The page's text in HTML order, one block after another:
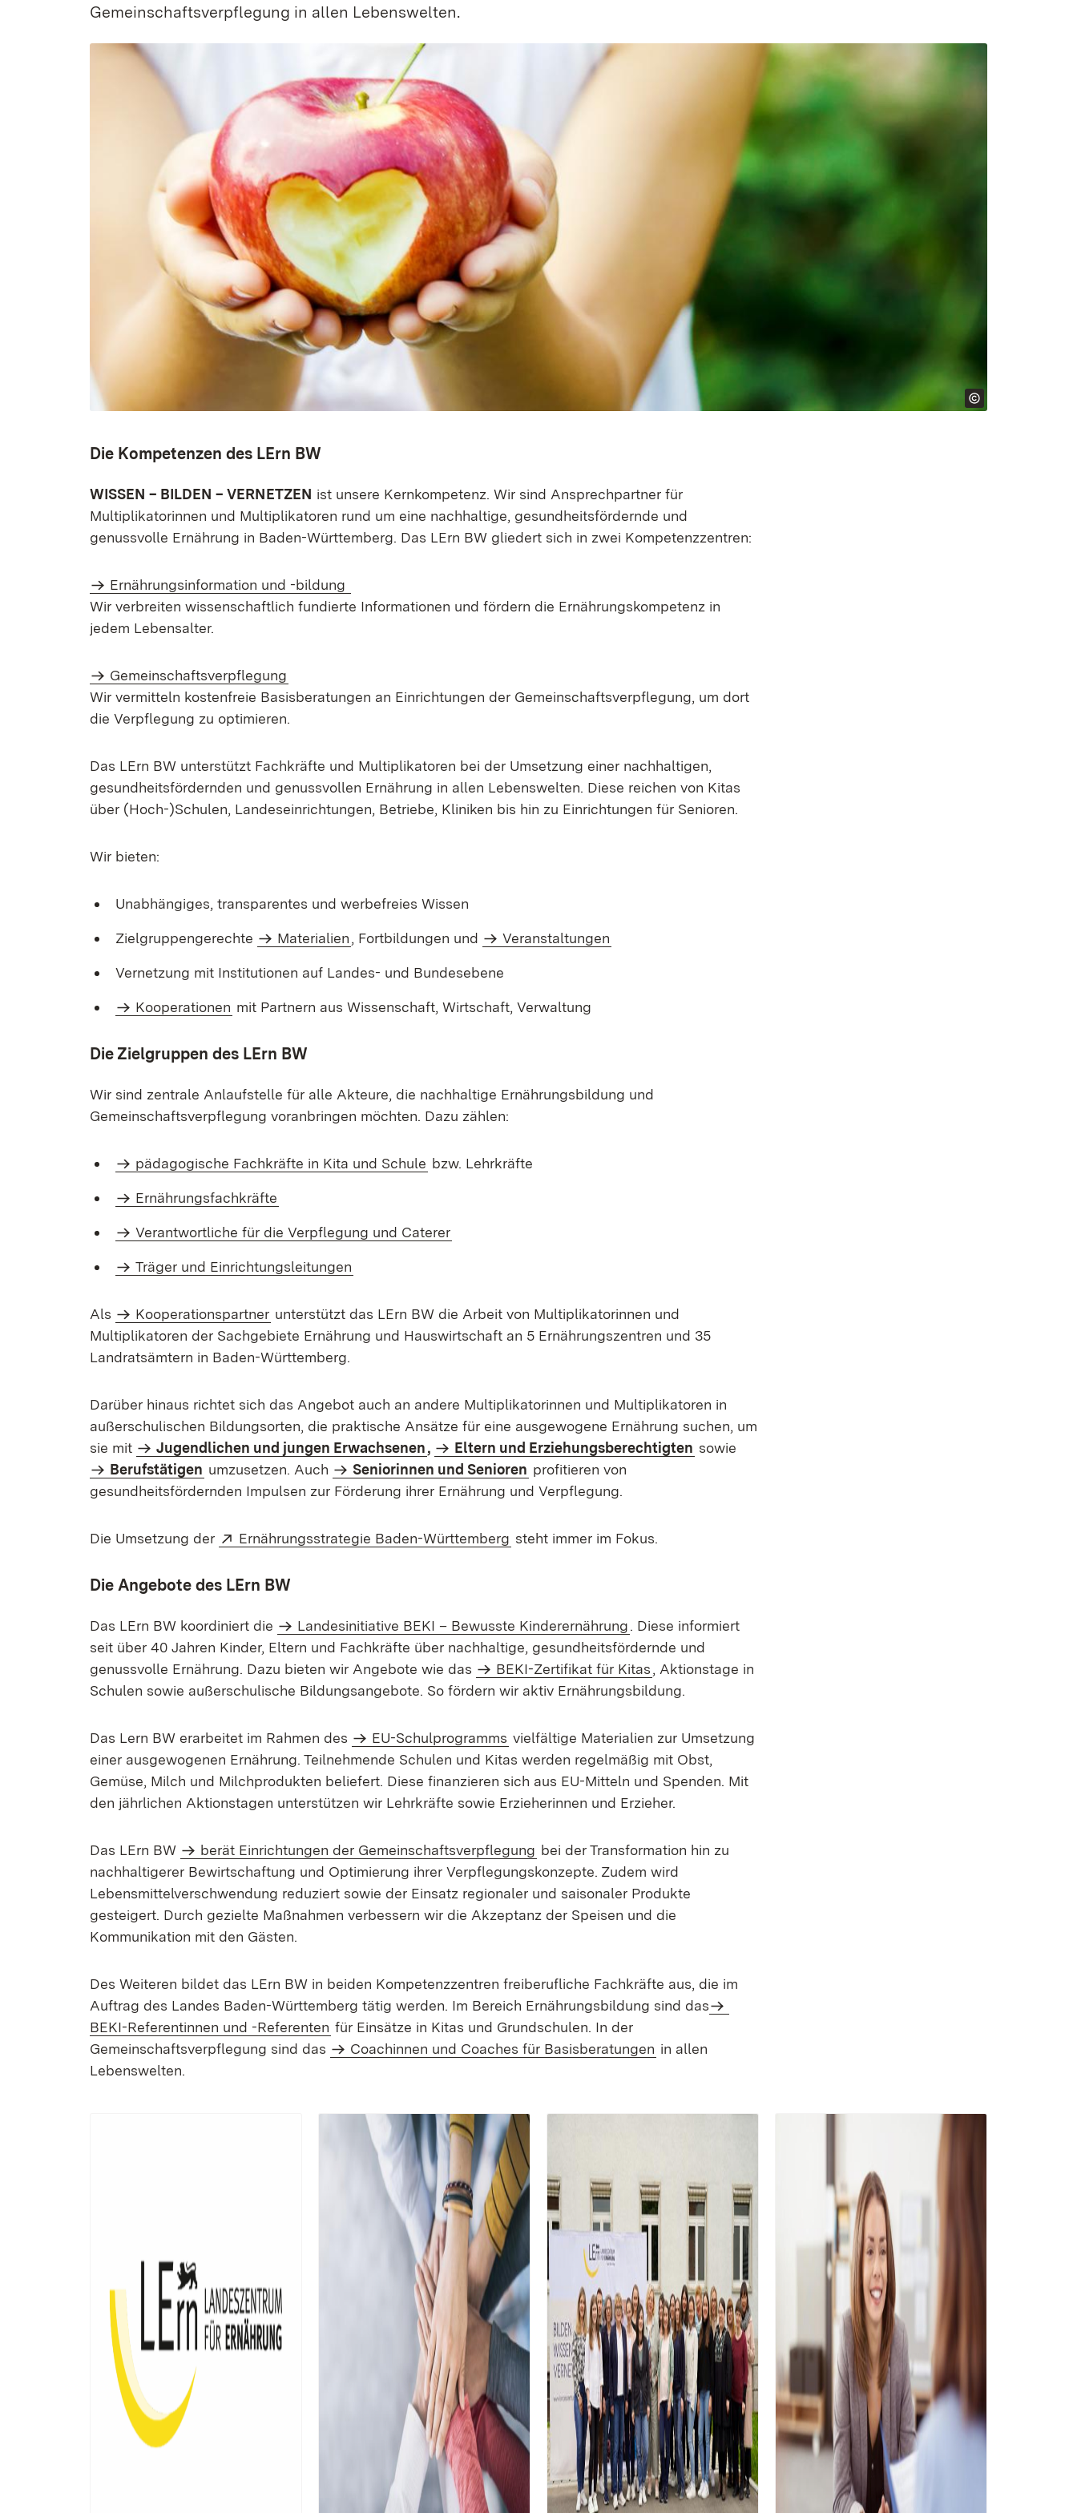
Gemeinschaftsverpflegung in allen Lebenswelten.
Die Kompetenzen des LErn BW
WISSEN – BILDEN – VERNETZEN ist unsere Kernkompetenz. Wir sind Ansprechpartner für
Multiplikatorinnen und Multiplikatoren rund um eine nachhaltige, gesundheitsfördernde und
genussvolle Ernährung in Baden-Württemberg. Das LErn BW gliedert sich in zwei Kompetenzzentren:
Ernährungs­information und -bildung
Wir verbreiten wissenschaftlich fundierte Informationen und fördern die Ernährungskompetenz in
jedem Lebensalter.
Gemeinschaftsverpflegung
Wir vermitteln kostenfreie Basisberatungen an Einrichtungen der Gemeinschaftsverpflegung, um dort
die Verpfle­gung zu optimieren.
Das LErn BW unterstützt Fachkräfte und Multiplikatoren bei der Umsetzung einer nach­haltigen,
gesundheitsfördernden und genussvollen Ernährung in allen Lebenswelten. Diese reichen von Kitas
über (Hoch-)Schulen, Landeseinrichtungen, Betriebe, Kliniken bis hin zu Einrichtungen für Senioren.
Wir bieten:
Unabhängiges, transparentes und werbefreies Wissen
Zielgruppengerechte Materialien, Fortbildungen und Veranstaltungen
Vernetzung mit Institutionen auf Landes- und Bundesebene
Kooperationen mit Partnern aus Wissenschaft, Wirtschaft, Verwaltung
Die Zielgruppen des LErn BW
Wir sind zentrale Anlaufstelle für alle Akteure, die nachhaltige Ernährungsbildung und
Gemeinschaftsverpflegung voranbringen möchten. Dazu zählen:
pädagogische Fachkräfte in Kita und Schule bzw. Lehrkräfte
Ernährungsfachkräfte
Verantwortliche für die Verpflegung und Caterer
Träger und Einrichtungsleitungen
Als Kooperationspartner unterstützt das LErn BW die Arbeit von Multiplikatorinnen und
Multiplikatoren der Sachgebiete Ernährung und Hauswirtschaft an 5 Ernährungszentren und 35
Landratsämtern in Baden-Württemberg.
Darüber hinaus richtet sich das Angebot auch an andere Multiplikatorinnen und Multiplikatoren in
außerschulischen Bildungsorten, die praktische Ansätze für eine ausgewogene Ernährung suchen, um
sie mit
Jugendlichen und jungen Erwachsenen, Eltern und Erziehungsberechtigten sowie
Berufstätigen umzusetzen. Auch Seniorinnen und Senioren profitieren von
gesundheitsfördernden Impulsen zur Förderung ihrer Ernährung und Verpflegung.
Die Umsetzung der Extern:
Ernährungsstrategie Baden-Württemberg (Öffnet in neuem Fenster)
steht immer im Fokus.
Die Angebote des LErn BW
Das LErn BW koordiniert die Landesinitiative BEKI – Bewusste Kinderernährung. Diese informiert
seit über 40 Jahren Kinder, Eltern und Fachkräfte über nachhaltige, gesundheitsfördernde und
genussvolle Ernährung. Dazu bieten wir Angebote wie das
BEKI-Zertifikat für Kitas, Aktionstage in
Schulen sowie außerschulische Bildungs­angebote. So fördern wir aktiv Ernährungsbildung.
Das Lern BW erarbeitet im Rahmen des EU-Schulprogramms vielfältige Materialien zur Umsetzung
einer ausgewogenen Ernährung. Teilnehmende Schulen und Kitas werden regelmäßig mit Obst,
Gemüse, Milch und Milchprodukten beliefert. Diese finanzieren sich aus EU-Mitteln und Spenden. Mit
den jährlichen Aktionstagen unterstützen wir Lehrkräfte sowie Erzieherinnen und Erzieher.
Das LErn BW berät Einrichtungen der Gemeinschaftsverpflegung bei der Transformation hin zu
nachhal­tigerer Bewirtschaftung und Optimierung ihrer Verpflegungskonzepte. Zudem wird
Lebensmittel­verschwendung reduziert sowie der Einsatz regionaler und saisonaler Produkte
gesteigert. Durch gezielte Maßnahmen verbessern wir die Akzep­tanz der Speisen und die
Kommunikation mit den Gästen.
Des Weiteren bildet das LErn BW in beiden Kompetenzzentren freiberufliche Fachkräfte aus, die im
Auftrag des Landes Baden-Württemberg tätig werden. Im Bereich Ernährungsbildung sind das
BEKI-Referentinnen und -Referenten für Einsätze in Kitas und Grundschulen. In der
Gemeinschaftsverpflegung sind das
Coachinnen und Coaches für Basisberatungen in allen
Lebenswelten.